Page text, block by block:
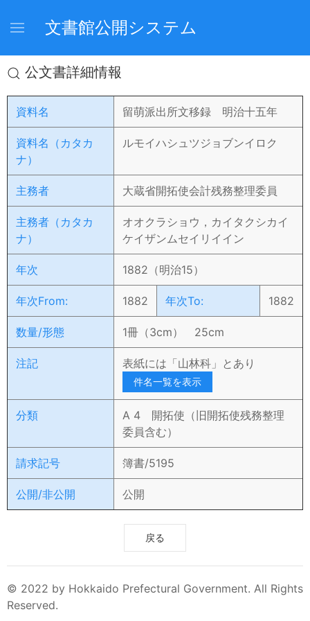
文書館公開システム
公文書詳細情報
資料名 留萌派出所文移録 明治十五年
資料名（カタカ
ナ）
ルモイハシュツジョブンイロク
主務者 大蔵省開拓使会計残務整理委員
主務者（カタカ
ナ）
オオクラショウ，カイタクシカイ
ケイザンムセイリイイン
年次 1882（明治15）
年次From: 1882 年次To: 1882
数量/形態 1冊（3cm） 25cm
注記 表紙には「山林科」とあり
件名一覧を表示
分類
A 4 開拓使（旧開拓使残務整理
委員含む）
請求記号 簿書/5195
公開/非公開 公開
戻る
© 2022 by Hokkaido Prefectural Government. All Rights
Reserved.